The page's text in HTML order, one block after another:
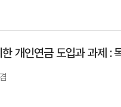
개인연금 도입과 과제 :